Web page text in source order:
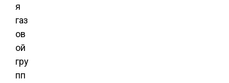
я
газ
ов
ой
гру
пп